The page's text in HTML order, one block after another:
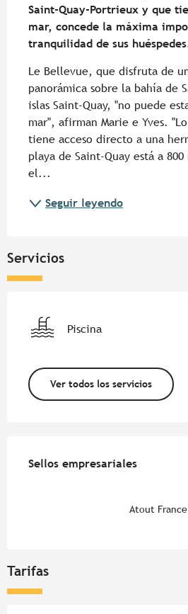
Saint-Quay-Portrieux y que
mar, concede la máxima
tranquilidad de sus
Le Bellevue, que disfruta de
panorámica sobre la bahía de
islas Saint-Quay, "no puede
mar", afirman Marie e Yves.
tiene acceso directo a una
playa de Saint-Quay está a
el...
Seguir leyendo
Servicios
Piscina
Ver todos los servicios
Sellos empresariales
Sellos empresariales
Atout France
Tarifas